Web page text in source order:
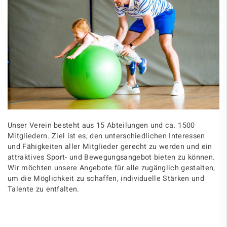
Unser Verein besteht aus 15 Abteilungen und ca. 1500
Mitgliedern. Ziel ist es, den unterschiedlichen Interessen
und Fähigkeiten aller Mitglieder gerecht zu werden und ein
attraktives Sport- und Bewegungsangebot bieten zu können.
Wir möchten unsere Angebote für alle zugänglich gestalten,
um die Möglichkeit zu schaffen, individuelle Stärken und
Talente zu entfalten.